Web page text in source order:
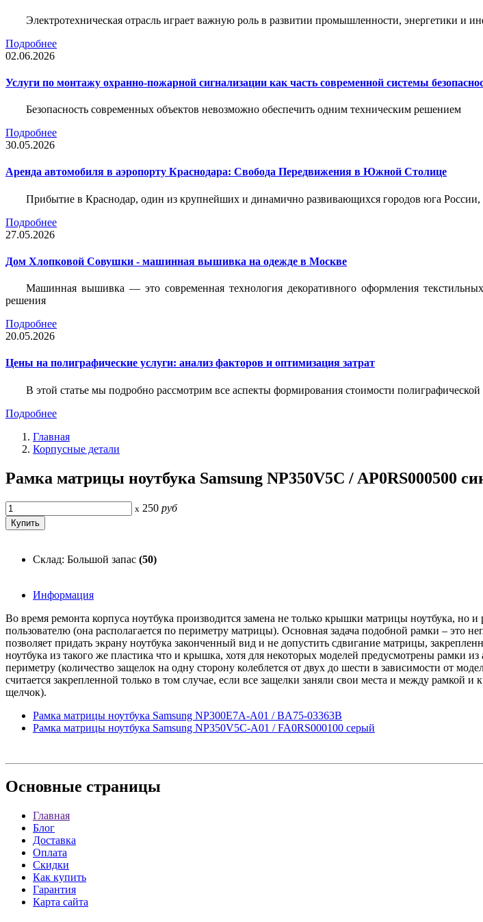
Электротехническая отрасль играет важную роль в развитии промышленности, энергетики и
Подробнее
02.06.2026
Услуги по монтажу охранно-пожарной сигнализации как часть современной системы
Безопасность современных объектов невозможно обеспечить одним техническим решением
Подробнее
30.05.2026
Аренда автомобиля в аэропорту Краснодара: Свобода Передвижения в Южной Столице
Прибытие в Краснодар, один из крупнейших и динамично развивающихся городов юга России,
Подробнее
27.05.2026
Дом Хлопковой Совушки - машинная вышивка на одежде в Москве
Машинная вышивка — это современная технология декоративного оформления
решения
Подробнее
20.05.2026
Цены на полиграфические услуги: анализ факторов и оптимизация затрат
В этой статье мы подробно рассмотрим все аспекты формирования стоимости
Подробнее
Главная
Корпусные детали
Рамка матрицы ноутбука Samsung NP350V5C / AP0RS000500
x 250 руб
Склад: Большой запас (50)
Информация
Во время ремонта корпуса ноутбука производится замена не только крышки матрицы ноутбука, но
пользователю (она располагается по периметру матрицы). Основная задача подобной рамки –
позволяет придать экрану ноутбука законченный вид и не допустить сдвигание матрицы,
ноутбука из такого же пластика что и крышка, хотя для некоторых моделей предусмотрены
периметру (количество защелок на одну сторону колеблется от двух до шести в зависимости от
считается закрепленной только в том случае, если все защелки заняли свои места и между
щелчок).
Рамка матрицы ноутбука Samsung NP300E7A-A01 / BA75-03363B
Рамка матрицы ноутбука Samsung NP350V5C-A01 / FA0RS000100 серый
Основные страницы
Главная
Блог
Доставка
Оплата
Скидки
Как купить
Гарантия
Карта сайта